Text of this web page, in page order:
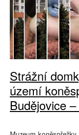
Strážní
území
Budějovice